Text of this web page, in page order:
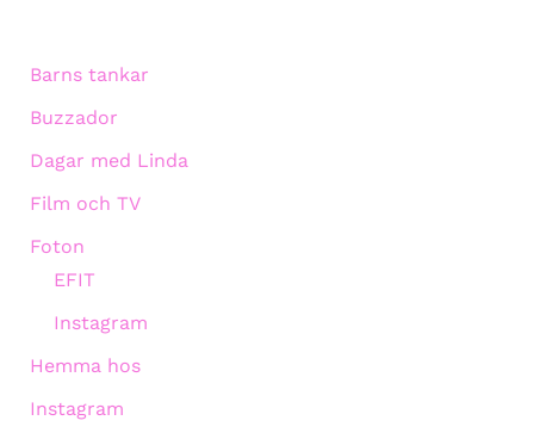
Barns tankar
Buzzador
Dagar med Linda
Film och TV
Foton
EFIT
Instagram
Hemma hos
Instagram